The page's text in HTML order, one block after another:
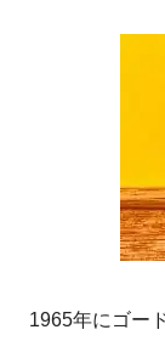
1965年にゴー